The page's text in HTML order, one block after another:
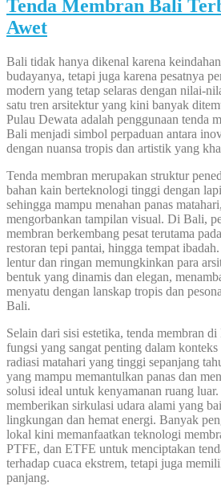
Tenda Membran Bali
Awet
Bali tidak hanya dikenal karena
budayanya, tetapi juga karena pesatnya
modern yang tetap selaras dengan nilai-
satu tren arsitektur yang kini banyak
Pulau Dewata adalah penggunaan tenda
Bali menjadi simbol perpaduan antara
dengan nuansa tropis dan artistik yang
Tenda membran merupakan struktur
bahan kain berteknologi tinggi dengan
sehingga mampu menahan panas
mengorbankan tampilan visual. Di Bali,
membran berkembang pesat terutama
restoran tepi pantai, hingga tempat
lentur dan ringan memungkinkan para
bentuk yang dinamis dan elegan,
menyatu dengan lanskap tropis dan
Bali.
Selain dari sisi estetika, tenda membran
fungsi yang sangat penting dalam
radiasi matahari yang tinggi sepanjang
yang mampu memantulkan panas dan
solusi ideal untuk kenyamanan ruang
memberikan sirkulasi udara alami yang
lingkungan dan hemat energi. Banyak
lokal kini memanfaatkan teknologi
PTFE, dan ETFE untuk menciptakan
terhadap cuaca ekstrem, tetapi juga
panjang.